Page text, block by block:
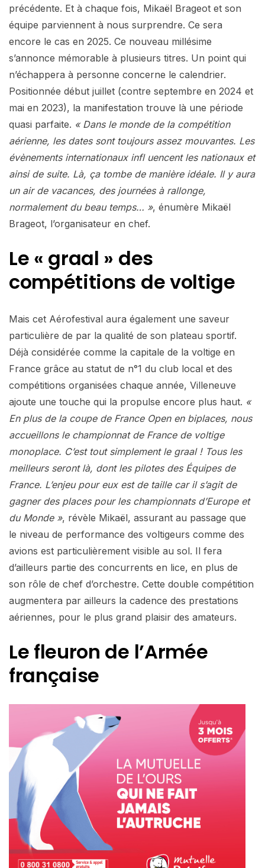
précédente. Et à chaque fois, Mikaël Brageot et son
équipe parviennent à nous surprendre. Ce sera
encore le cas en 2025. Ce nouveau millésime
s’annonce mémorable à plusieurs titres. Un point qui
n’échappera à personne concerne le calendrier.
Positionnée début juillet (contre septembre en 2024 et
mai en 2023), la manifestation trouve là une période
quasi parfaite. « Dans le monde de la compétition
aérienne, les dates sont toujours assez mouvantes. Les
évènements internationaux infl uencent les nationaux et
ainsi de suite. Là, ça tombe de manière idéale. Il y aura
un air de vacances, des journées à rallonge,
normalement du beau temps… », énumère Mikaël
Brageot, l’organisateur en chef.
Le « graal » des
compétitions de voltige
Mais cet Aérofestival aura également une saveur
particulière de par la qualité de son plateau sportif.
Déjà considérée comme la capitale de la voltige en
France grâce au statut de n°1 du club local et des
compétitions organisées chaque année, Villeneuve
ajoute une touche qui la propulse encore plus haut. «
En plus de la coupe de France Open en biplaces, nous
accueillons le championnat de France de voltige
monoplace. C’est tout simplement le graal ! Tous les
meilleurs seront là, dont les pilotes des Équipes de
France. L’enjeu pour eux est de taille car il s’agit de
gagner des places pour les championnats d’Europe et
du Monde », révèle Mikaël, assurant au passage que
le niveau de performance des voltigeurs comme des
avions est particulièrement visible au sol. Il fera
d’ailleurs partie des concurrents en lice, en plus de
son rôle de chef d’orchestre. Cette double compétition
augmentera par ailleurs la cadence des prestations
aériennes, pour le plus grand plaisir des amateurs.
Le fleuron de l’Armée
française